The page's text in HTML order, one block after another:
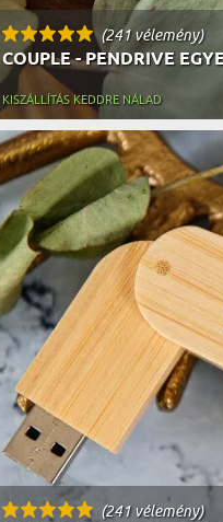
(241 vélemény)
COUPLE - PENDRIVE
KISZÁLLÍTÁS KEDDRE NÁLAD
(241 vélemény)